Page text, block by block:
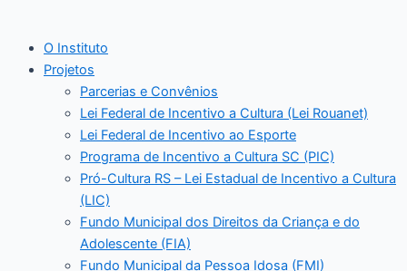
O Instituto
Projetos
Parcerias e Convênios
Lei Federal de Incentivo a Cultura (Lei Rouanet)
Lei Federal de Incentivo ao Esporte
Programa de Incentivo a Cultura SC (PIC)
Pró-Cultura RS – Lei Estadual de Incentivo a Cultura
(LIC)
Fundo Municipal dos Direitos da Criança e do
Adolescente (FIA)
Fundo Municipal da Pessoa Idosa (FMI)